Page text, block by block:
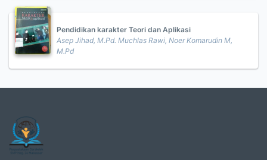
Pendidikan karakter Teori dan Aplikasi
Asep Jihad, M.Pd. Muchlas Rawi, Noer Komarudin M,
M.Pd